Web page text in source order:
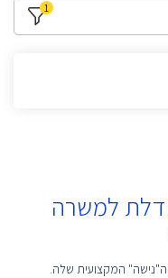
1
למשרה
המקצועית שלה.